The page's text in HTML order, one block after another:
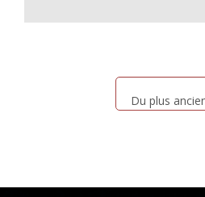
Du plus